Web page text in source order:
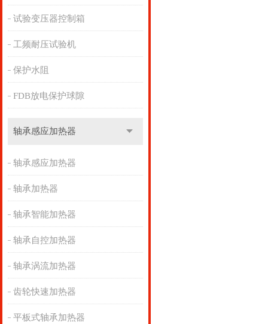
试验变压器控制箱
工频耐压试验机
保护水阻
FDB放电保护球隙
轴承感应加热器
轴承感应加热器
轴承加热器
轴承智能加热器
轴承自控加热器
轴承涡流加热器
齿轮快速加热器
平板式轴承加热器